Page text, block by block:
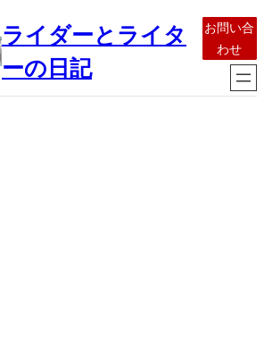
ライダーとライタ
ーの日記
お問い合
わせ